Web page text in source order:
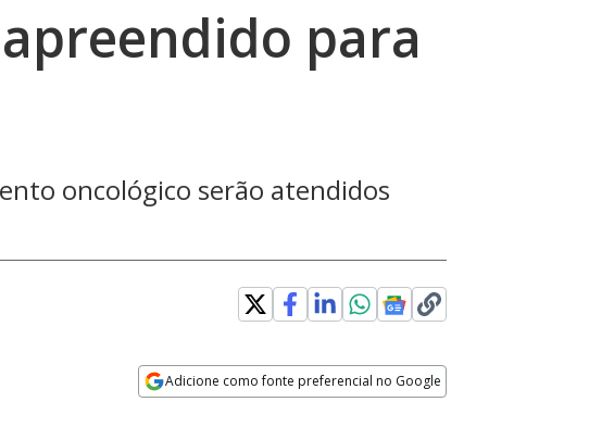
para
oncológico serão atendidos
Adicione como fonte preferencial no Google